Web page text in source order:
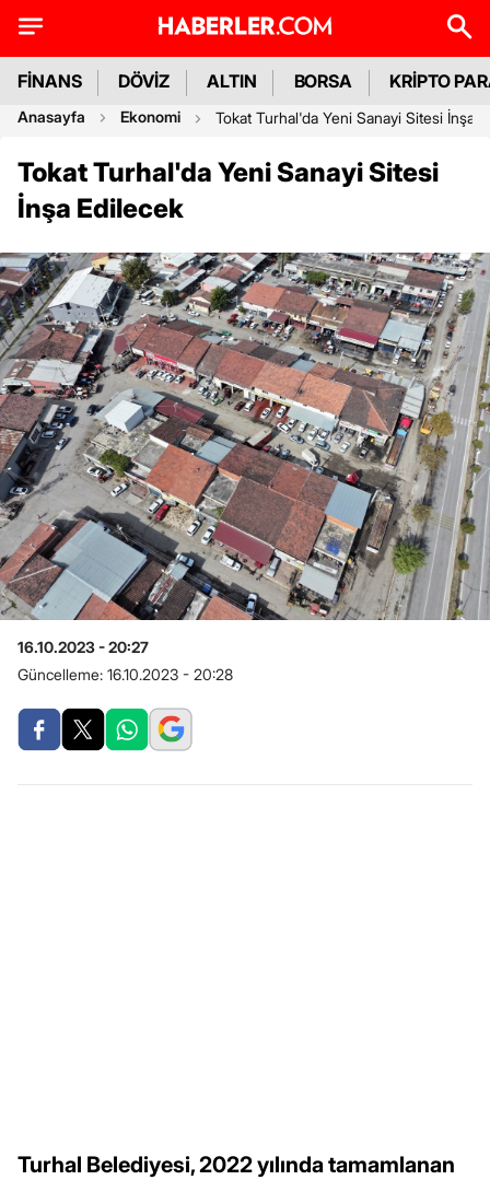
FİNANS DÖVİZ ALTIN BORSA KRİPTO
Anasayfa Ekonomi Tokat Turhal'da Yeni Sanayi Sitesi İnşa
Tokat Turhal'da Yeni Sanayi Sitesi
İnşa Edilecek
16.10.2023 - 20:27
Güncelleme: 16.10.2023 - 20:28
Turhal Belediyesi, 2022 yılında tamamlanan